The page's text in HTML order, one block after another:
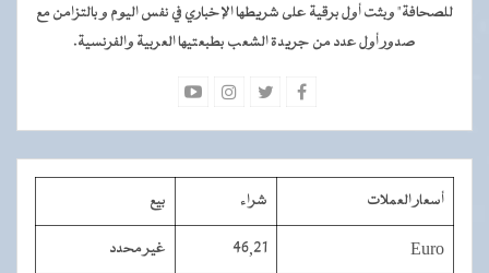
للصحافة" وبثت أول برقية على شريطها الإخباري في نفس اليوم و بالتزامن مع
صدور أول عدد من جريدة الشعب بطبعتيها العربية والفرنسية.
أسعار العملات شراء بيع
Euro
46,21 غير محدد